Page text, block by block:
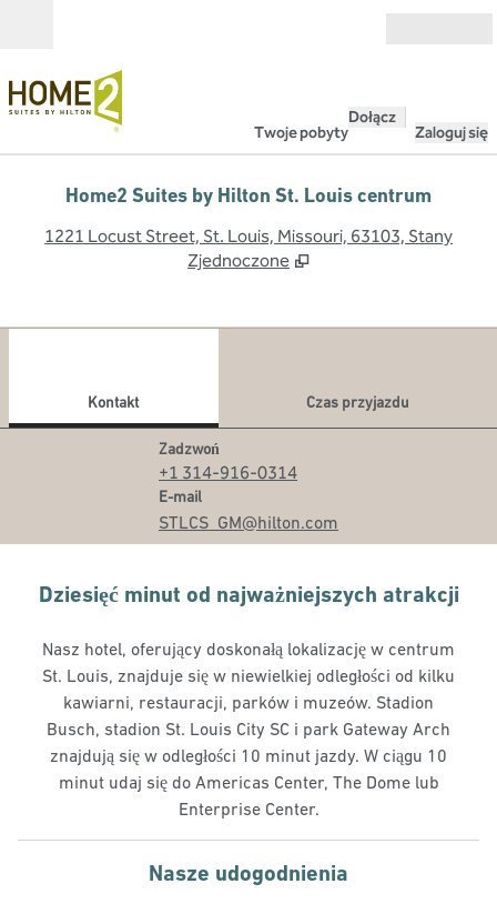
Twoje pobyty
Dołącz
Zaloguj się
Home2 Suites by Hilton St. Louis centrum
1221 Locust Street, St. Louis, Missouri, 63103, Stany
Zjednoczone
Kontakt
Czas przyjazdu
Zadzwoń
Rozmowa
+1 314-916-0314
E-mail
Email
STLCS_GM@hilton.com
Dziesięć minut od najważniejszych atrakcji
Nasz hotel, oferujący doskonałą lokalizację w centrum
St. Louis, znajduje się w niewielkiej odległości od kilku
kawiarni, restauracji, parków i muzeów. Stadion
Busch, stadion St. Louis City SC i park Gateway Arch
znajdują się w odległości 10 minut jazdy. W ciągu 10
minut udaj się do Americas Center, The Dome lub
Enterprise Center.
Nasze udogodnienia